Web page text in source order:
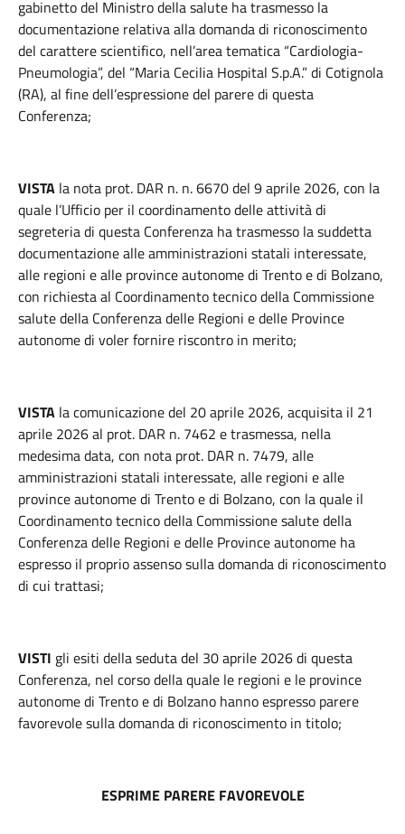
gabinetto del Ministro della salute ha trasmesso la
documentazione relativa alla domanda di riconoscimento
del carattere scientifico, nell’area tematica “Cardiologia-
Pneumologia”, del “Maria Cecilia Hospital S.p.A.” di Cotignola
(RA), al fine dell’espressione del parere di questa
Conferenza;
VISTA la nota prot. DAR n. n. 6670 del 9 aprile 2026, con la
quale l’Ufficio per il coordinamento delle attività di
segreteria di questa Conferenza ha trasmesso la suddetta
documentazione alle amministrazioni statali interessate,
alle regioni e alle province autonome di Trento e di Bolzano,
con richiesta al Coordinamento tecnico della Commissione
salute della Conferenza delle Regioni e delle Province
autonome di voler fornire riscontro in merito;
VISTA la comunicazione del 20 aprile 2026, acquisita il 21
aprile 2026 al prot. DAR n. 7462 e trasmessa, nella
medesima data, con nota prot. DAR n. 7479, alle
amministrazioni statali interessate, alle regioni e alle
province autonome di Trento e di Bolzano, con la quale il
Coordinamento tecnico della Commissione salute della
Conferenza delle Regioni e delle Province autonome ha
espresso il proprio assenso sulla domanda di riconoscimento
di cui trattasi;
VISTI gli esiti della seduta del 30 aprile 2026 di questa
Conferenza, nel corso della quale le regioni e le province
autonome di Trento e di Bolzano hanno espresso parere
favorevole sulla domanda di riconoscimento in titolo;
ESPRIME PARERE FAVOREVOLE